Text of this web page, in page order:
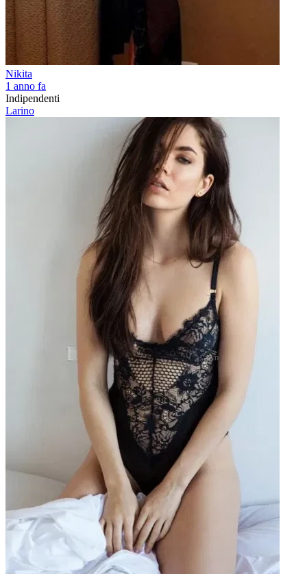
Nikita
1 anno fa
Indipendenti
Larino